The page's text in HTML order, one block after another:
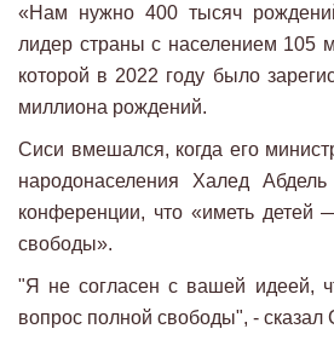
«Нам нужно 400 тысяч
лидер страны с населением 105
которой в 2022 году было
миллиона рождений.
Сиси вмешался, когда его
народонаселения Халед
конференции, что «иметь детей
свободы».
"Я не согласен с вашей идеей,
вопрос полной свободы", - сказал